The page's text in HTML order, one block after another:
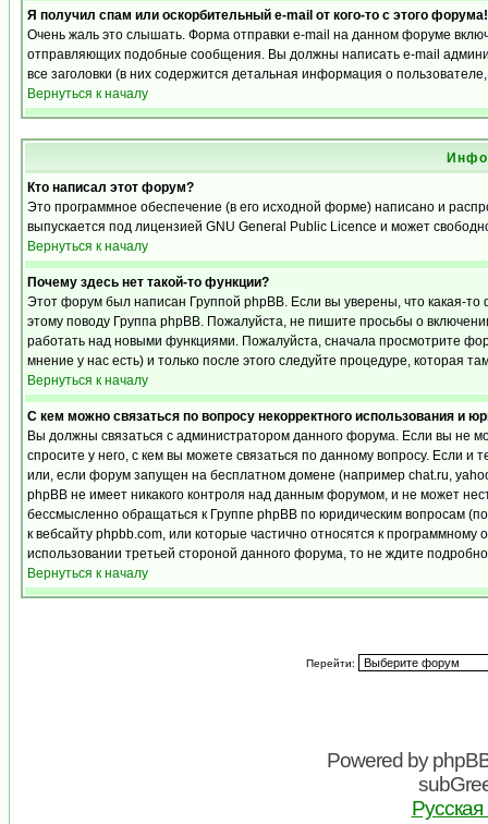
Я получил спам или оскорбительный e-mail от кого-то с этого форума!
Очень жаль это слышать. Форма отправки e-mail на данном форуме
отправляющих подобные сообщения. Вы должны написать e-mail
все заголовки (в них содержится детальная информация о
Вернуться к началу
Кто написал этот форум?
Это программное обеспечение (в его исходной форме) написано и
выпускается под лицензией GNU General Public Licence и может
Вернуться к началу
Почему здесь нет такой-то функции?
Этот форум был написан Группой phpBB. Если вы уверены, что какая-
этому поводу Группа phpBB. Пожалуйста, не пишите просьбы о
работать над новыми функциями. Пожалуйста, сначала просмотрите
мнение у нас есть) и только после этого следуйте процедуре, которая
Вернуться к началу
С кем можно связаться по вопросу некорректного использования и
Вы должны связаться с администратором данного форума. Если вы не
спросите у него, с кем вы можете связаться по данному вопросу. Если
или, если форум запущен на бесплатном домене (например chat.ru,
phpBB не имеет никакого контроля над данным форумом, и не может
бессмысленно обращаться к Группе phpBB по юридическим вопросам
к вебсайту phpbb.com, или которые частично относятся к
использовании третьей стороной данного форума, то не ждите
Вернуться к началу
Перейти:
Powered by